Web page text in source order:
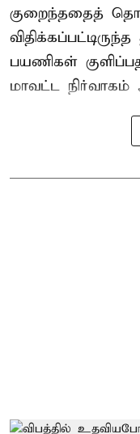
குறைந்ததைத்
பயணிகள்
மாவட்ட நிர்வாகம்